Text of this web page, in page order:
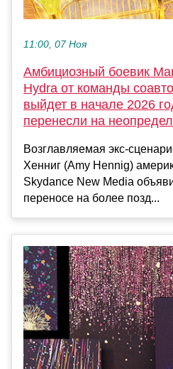
11:00, 07 Ноя
Амбициозный боевик
Hydra от команды
выйдет в начале 2026
перенесли на
Возглавляемая экс-
Хенниг (Amy Hennig)
Skydance New Media
переносе на более позд...